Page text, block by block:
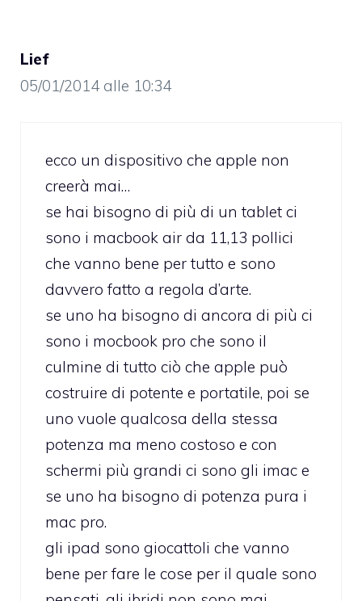
Lief
05/01/2014 alle 10:34
ecco un dispositivo che apple non
creerà mai…
se hai bisogno di più di un tablet ci
sono i macbook air da 11,13 pollici
che vanno bene per tutto e sono
davvero fatto a regola d’arte.
se uno ha bisogno di ancora di più ci
sono i mocbook pro che sono il
culmine di tutto ciò che apple può
costruire di potente e portatile, poi se
uno vuole qualcosa della stessa
potenza ma meno costoso e con
schermi più grandi ci sono gli imac e
se uno ha bisogno di potenza pura i
mac pro.
gli ipad sono giocattoli che vanno
bene per fare le cose per il quale sono